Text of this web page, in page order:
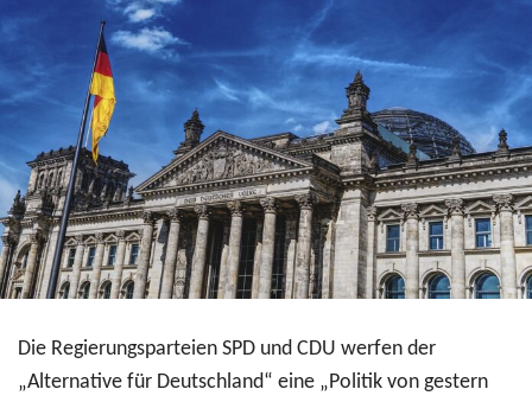
Die Regierungsparteien SPD und CDU werfen der
„Alternative für Deutschland“ eine „Politik von gestern